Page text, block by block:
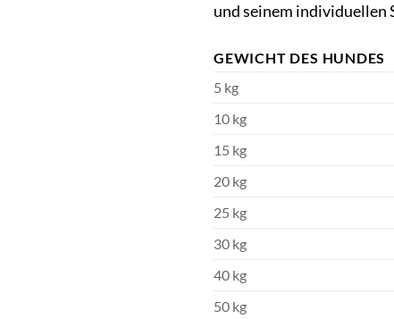
und seinem individuellen
GEWICHT DES HUNDES
5 kg
10 kg
15 kg
20 kg
25 kg
30 kg
40 kg
50 kg